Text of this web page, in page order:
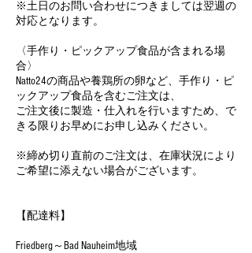
※土日のお問い合わせにつきましては翌週の
対応となります。
〈手作り・ピックアップ食品が含まれる場
合〉
Natto24の商品や養鶏所の卵など、手作り・ピ
ックアップ食品を含むご注文は、
ご注文後に製造・仕入れを行いますため、で
きる限りお早めにお申し込みください。
※締め切り直前のご注文は、在庫状況により
ご希望に添えない場合がございます。
【配達料】
Friedberg～Bad Nauheim地域